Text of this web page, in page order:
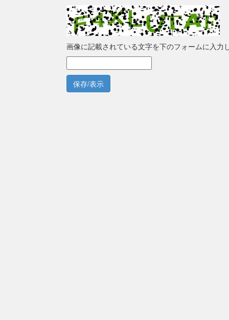
画像に記載されている文字を下のフォームに入力
保存/表示